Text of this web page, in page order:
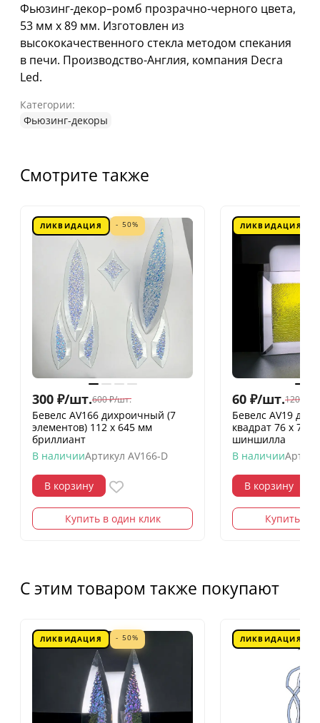
Фьюзинг-декор–ромб прозрачно-черного цвета,
53 мм х 89 мм. Изготовлен из
высококачественного стекла методом спекания
в печи. Производство-Англия, компания Decra
Led.
Категории:
Фьюзинг-декоры
Смотрите также
ЛИКВИДАЦИЯ - 50%
300 ₽/шт.600 ₽/шт.
Бевелс AV166 дихроичный (7
элементов) 112 х 645 мм
бриллиант
В наличииАртикул AV166-D
В корзину
Купить в один клик
ЛИКВИДАЦИЯ
60 ₽/шт.120
Бевелс AV19
квадрат 76 х 76
шиншилла
В наличии
В корзину
Купить в
С этим товаром также покупают
ЛИКВИДАЦИЯ - 50% ЛИКВИДАЦИЯ